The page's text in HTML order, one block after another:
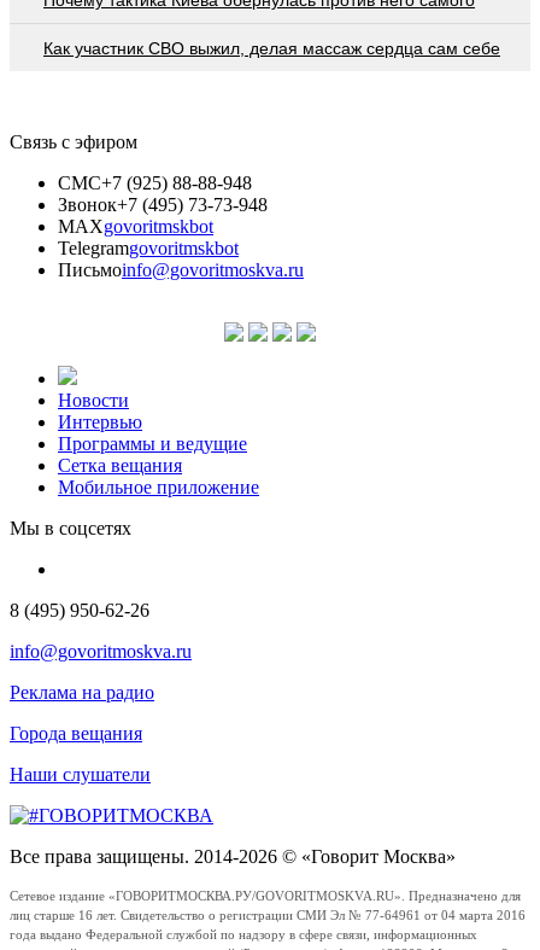
Как участник СВО выжил, делая массаж сердца сам себе
Связь с эфиром
СМС+7 (925) 88-88-948
Звонок+7 (495) 73-73-948
MAXgovoritmskbot
Telegramgovoritmskbot
Письмоinfo@govoritmoskva.ru
Новости
Интервью
Программы и ведущие
Сетка вещания
Мобильное приложение
Мы в соцсетях
8 (495) 950-62-26
info@govoritmoskva.ru
Реклама на радио
Города вещания
Наши слушатели
Все права защищены. 2014-2026 © «Говорит Москва»
Сетевое издание «ГОВОРИТМОСКВА.РУ/GOVORITMOSKVA.RU». Предназначено для
лиц старше 16 лет. Свидетельство о регистрации СМИ Эл № 77-64961 от 04 марта 2016
года выдано Федеральной службой по надзору в сфере связи, информационных